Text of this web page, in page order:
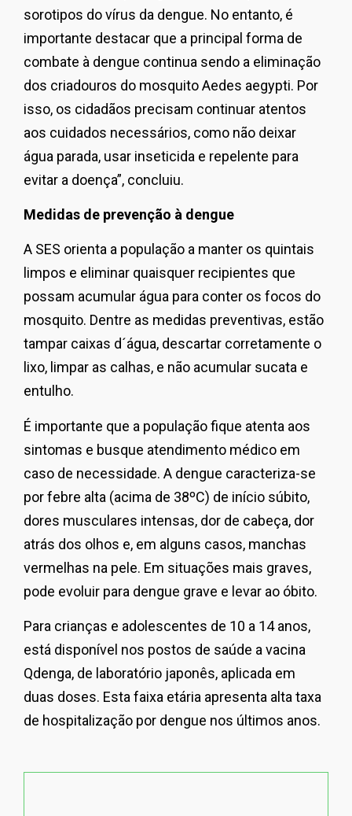
sorotipos do vírus da dengue. No entanto, é
importante destacar que a principal forma de
combate à dengue continua sendo a eliminação
dos criadouros do mosquito Aedes aegypti. Por
isso, os cidadãos precisam continuar atentos
aos cuidados necessários, como não deixar
água parada, usar inseticida e repelente para
evitar a doença”, concluiu.
Medidas de prevenção à dengue
A SES orienta a população a manter os quintais
limpos e eliminar quaisquer recipientes que
possam acumular água para conter os focos do
mosquito. Dentre as medidas preventivas, estão
tampar caixas d´água, descartar corretamente o
lixo, limpar as calhas, e não acumular sucata e
entulho.
É importante que a população fique atenta aos
sintomas e busque atendimento médico em
caso de necessidade. A dengue caracteriza-se
por febre alta (acima de 38ºC) de início súbito,
dores musculares intensas, dor de cabeça, dor
atrás dos olhos e, em alguns casos, manchas
vermelhas na pele. Em situações mais graves,
pode evoluir para dengue grave e levar ao óbito.
Para crianças e adolescentes de 10 a 14 anos,
está disponível nos postos de saúde a vacina
Qdenga, de laboratório japonês, aplicada em
duas doses. Esta faixa etária apresenta alta taxa
de hospitalização por dengue nos últimos anos.